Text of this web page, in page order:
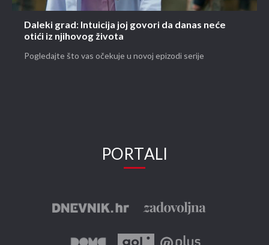
Daleki grad: Intuicija joj govori da danas neće
otići iz njihovog života
Pogledajte što vas očekuje u novoj epizodi serije
PORTALI